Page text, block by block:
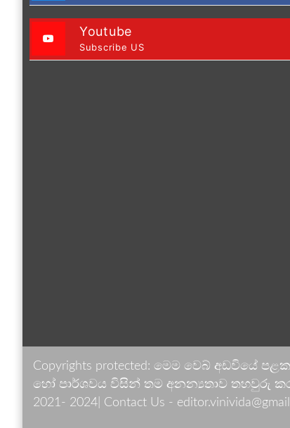
Youtube
Subscribe US
Copyrights protected: මෙම වෙබ්
හෝ පාර්ශවය විසින් තම අනන්‍යතාව තහවුරු
2021- 2024| Contact Us -